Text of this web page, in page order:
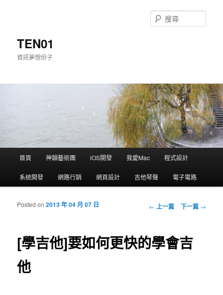
TEN01
資訊夢想份子
尋
跳到主內容
跳到第二內容
首頁 神韻藝術團 iOS開發 我愛Mac 程式設計
系統開發 網路行銷 網頁設計 吉他琴聲 電子電路
瀏覽文章
← 上一篇 下一篇 →
[學吉他]要如何更快的學會吉
他
Posted on2013 年 04 月 07 日